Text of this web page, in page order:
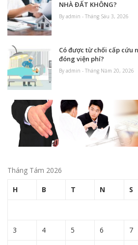
NHÀ ĐẤT KHÔNG?
By admin - Tháng Sáu 3, 2026
Có được từ chối cấp cứu
đóng viện phí?
By admin - Tháng Năm 20, 2026
Tháng Tám 2026
H B T N S
3 4 5 6 7